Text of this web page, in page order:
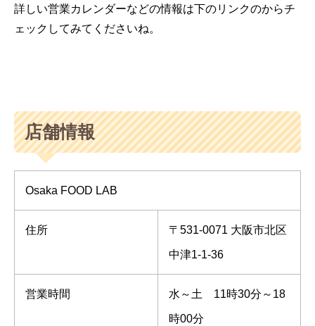
詳しい営業カレンダーなどの情報は下のリンクのからチ
ェックしてみてくださいね。
店舗情報
Osaka FOOD LAB
住所 〒531-0071 大阪市北区
中津1-1-36
営業時間 水～土 11時30分～18
時00分